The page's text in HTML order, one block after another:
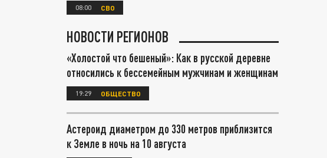
08:00 СВО
НОВОСТИ РЕГИОНОВ
«Холостой что бешеный»: Как в русской деревне
относились к бессемейным мужчинам и женщинам
19:29 ОБЩЕСТВО
Астероид диаметром до 330 метров приблизится
к Земле в ночь на 10 августа